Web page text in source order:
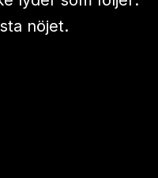
nöjet.